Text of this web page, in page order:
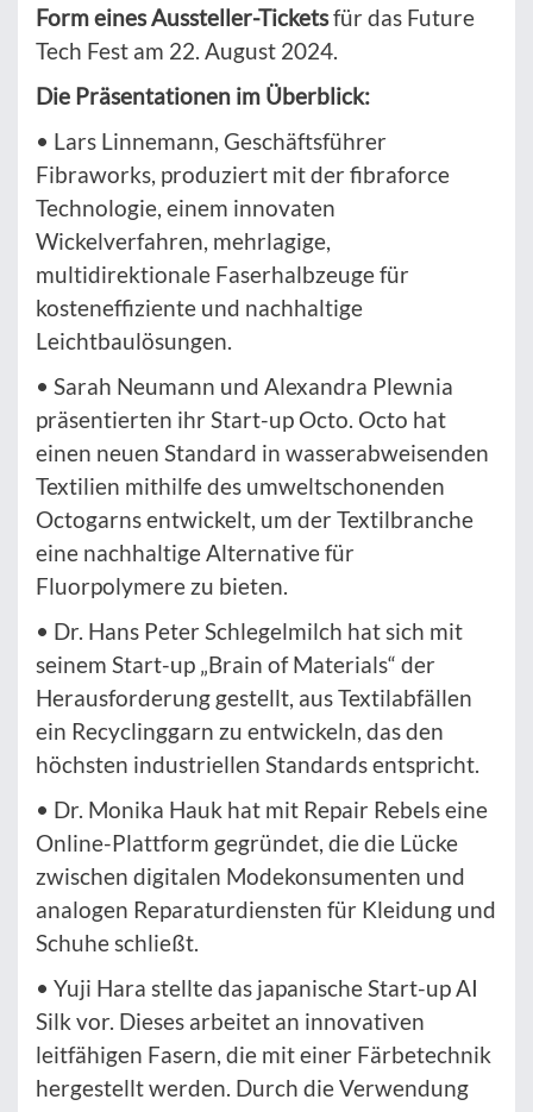
Form eines Aussteller-Ticketsfür das Future
Tech Fest am 22. August 2024.
Die Präsentationen im Überblick:
• Lars Linnemann, Geschäftsführer
Fibraworks, produziert mit der fibraforce
Technologie, einem innovaten
Wickelverfahren, mehrlagige,
multidirektionale Faserhalbzeuge für
kosteneffiziente und nachhaltige
Leichtbaulösungen.
• Sarah Neumann und Alexandra Plewnia
präsentierten ihr Start-up Octo. Octo hat
einen neuen Standard in wasserabweisenden
Textilien mithilfe des umweltschonenden
Octogarns entwickelt, um der Textilbranche
eine nachhaltige Alternative für
Fluorpolymere zu bieten.
• Dr. Hans Peter Schlegelmilch hat sich mit
seinem Start-up „Brain of Materials“ der
Herausforderung gestellt, aus Textilabfällen
ein Recyclinggarn zu entwickeln, das den
höchsten industriellen Standards entspricht.
• Dr. Monika Hauk hat mit Repair Rebels eine
Online-Plattform gegründet, die die Lücke
zwischen digitalen Modekonsumenten und
analogen Reparaturdiensten für Kleidung und
Schuhe schließt.
• Yuji Hara stellte das japanische Start-up AI
Silk vor. Dieses arbeitet an innovativen
leitfähigen Fasern, die mit einer Färbetechnik
hergestellt werden. Durch die Verwendung